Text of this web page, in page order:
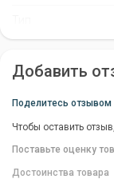
Игла Stonfo 502
продуманная
времени.
Идеальный
Игла Stonfo 502 -
которые ценят
станет
Добавить
Поделитесь отзывом
Чтобы оставить
Поставьте оценку
Достоинства товара